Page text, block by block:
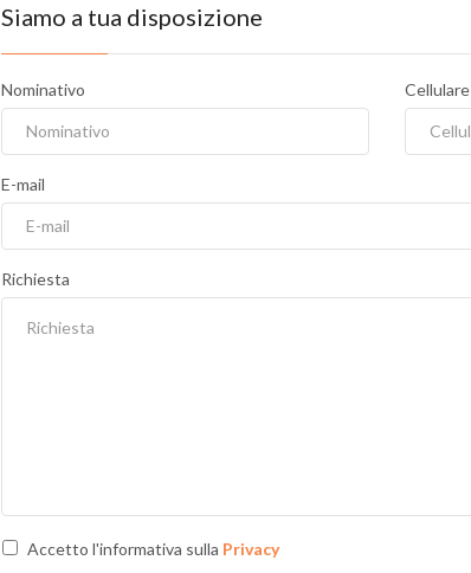
Siamo a tua disposizione
Nominativo Cellulare
E-mail
Richiesta
Accetto l'informativa sulla Privacy